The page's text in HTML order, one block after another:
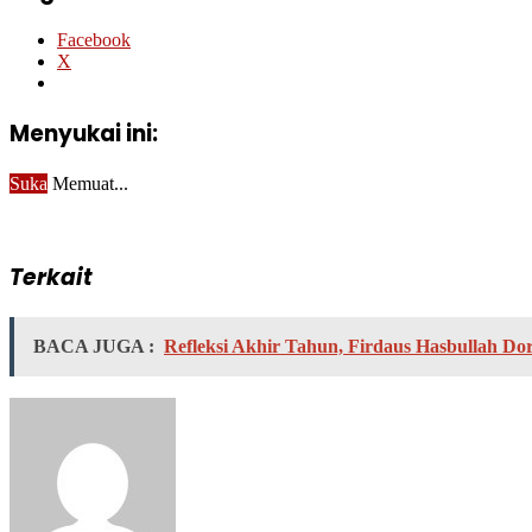
Facebook
X
Menyukai ini:
Suka Memuat...
Terkait
BACA JUGA : Refleksi Akhir Tahun, Firdaus Hasbullah